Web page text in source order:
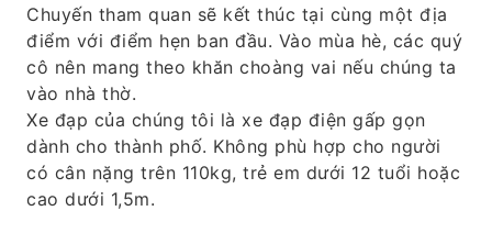
Chuyến tham quan sẽ kết thúc tại cùng một địa
điểm với điểm hẹn ban đầu. Vào mùa hè, các quý
cô nên mang theo khăn choàng vai nếu chúng ta
vào nhà thờ.
Xe đạp của chúng tôi là xe đạp điện gấp gọn
dành cho thành phố. Không phù hợp cho người
có cân nặng trên 110kg, trẻ em dưới 12 tuổi hoặc
cao dưới 1,5m.